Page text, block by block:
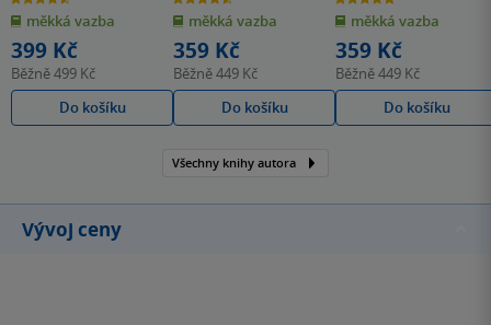
z
5
hvězdiček
měkká vazba
399 Kč
Běžně499 Kč
Do košíku
z
5
hvězdiček
měkká vazba
359 Kč
Běžně449 Kč
Do košíku
z
5
hvězdiček
měkká vazba
359 Kč
Běžně449 Kč
Do košíku
Všechny knihy autora
Vývoj ceny